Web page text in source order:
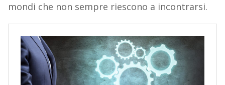
mondi che non sempre riescono a incontrarsi.